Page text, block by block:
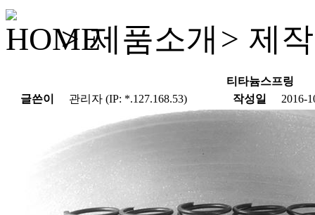
>제품소개 > 제
티타늄스프링
글쓴이
관리자 (IP: *.127.168.53) 작성일 2016-